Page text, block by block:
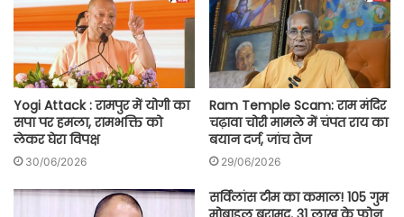
Yogi Attack : रामपुर में योगी का
सपा पर हमला, रामभक्ति को
लेकर घेरा विपक्ष
30/06/2026
Ram Temple Scam: राम मंदिर
चढ़ावा चोरी मामले में चंपत राय का
बयान दर्ज, जांच तेज
29/06/2026
सर्विलांस टीम का कमाल! 105 गुम